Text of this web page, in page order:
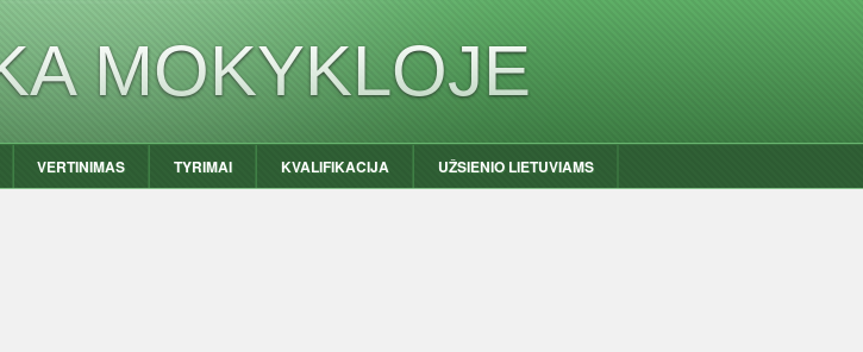
MOKYKLOJE
VERTINIMAS TYRIMAI KVALIFIKACIJA UŽSIENIO LIETUVIAMS